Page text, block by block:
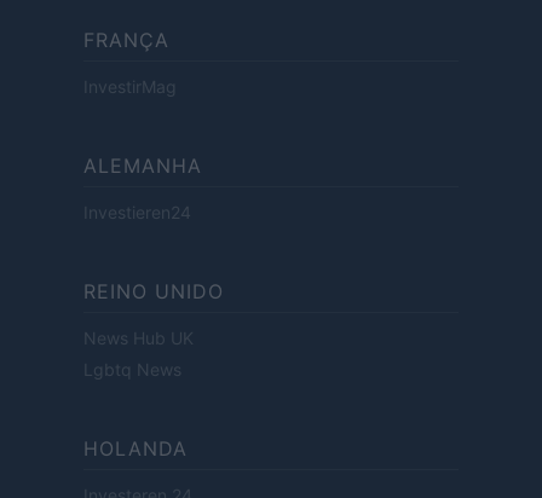
FRANÇA
InvestirMag
ALEMANHA
Investieren24
REINO UNIDO
News Hub UK
Lgbtq News
HOLANDA